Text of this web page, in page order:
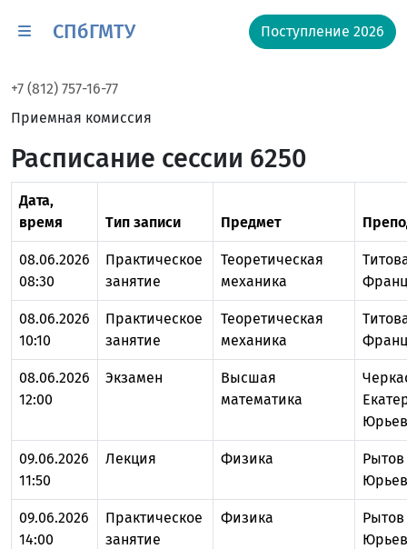
СПбГМТУ Поступление 2026
+7 (812) 757-16-77
Приемная комиссия
Расписание сессии 6250
Дата,
время
Тип записи Предмет
08.06.2026
08:30
Практическое
занятие
Теоретическая
механика
08.06.2026
10:10
Практическое
занятие
Теоретическая
механика
08.06.2026
12:00
Экзамен
Высшая
математика
09.06.2026
11:50
Лекция Физика
09.06.2026
14:00
Практическое
занятие
Физика